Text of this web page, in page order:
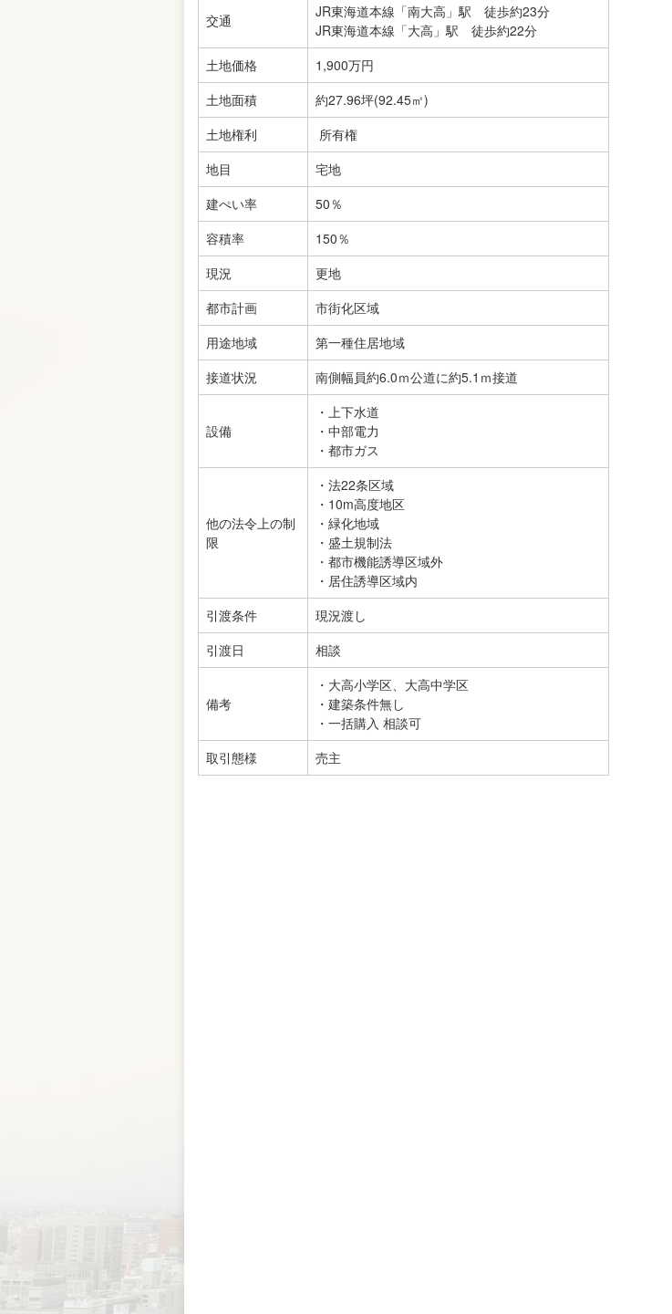
交通
JR東海道本線「南大高」駅 徒歩約23分
JR東海道本線「大高」駅 徒歩約22分
土地価格
1,900万円
土地面積
約27.96坪(92.45㎡)
土地権利
所有権
地目
宅地
建ぺい率
50％
容積率
150％
現況
更地
都市計画
市街化区域
用途地域
第一種住居地域
接道状況
南側幅員約6.0ｍ公道に約5.1ｍ接道
設備
・上下水道
・中部電力
・都市ガス
他の法令上の制
限
・法22条区域
・10m高度地区
・緑化地域
・盛土規制法
・都市機能誘導区域外
・居住誘導区域内
引渡条件
現況渡し
引渡日
相談
備考
・大高小学区、大高中学区
・建築条件無し
・一括購入 相談可
取引態様
売主